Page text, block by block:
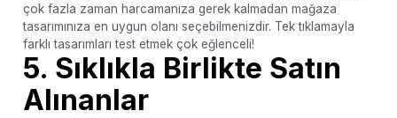
çok fazla zaman harcamanıza gerek kalmadan mağaza
tasarımınıza en uygun olanı seçebilmenizdir. Tek tıklamayla
farklı tasarımları test etmek çok eğlenceli!
5. Sıklıkla Birlikte Satın
Alınanlar